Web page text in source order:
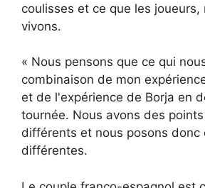
coulisses et ce que les
vivons.
« Nous pensons que ce qui
combinaison de mon
et de l'expérience de Borja en
tournée. Nous avons des
différents et nous posons donc
différentes.